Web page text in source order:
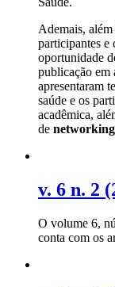
Ademais,
participantes e
oportunidade
publicação em
apresentaram
saúde e os
acadêmica,
de networking
v. 6 n. 2
O volume 6,
conta com os